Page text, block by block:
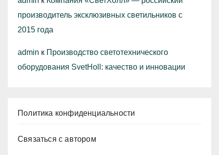
производитель эксклюзивных светильников с
2015 года
admin к Производство светотехнического
оборудования SvetHoll: качество и инновации
Политика конфиденциальности
Связаться с автором